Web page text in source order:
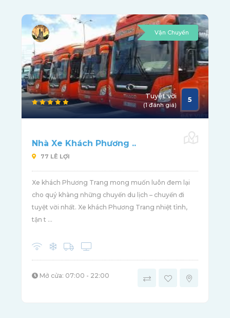
Vận Chuyển
Tuyệt vời
(1 đánh giá)
5
Nhà Xe Khách Phương ..
77 LÊ LỢI
Xe khách Phương Trang mong muốn luôn đem lại
cho quý khàng những chuyến du lịch – chuyến đi
tuyệt vời nhất. Xe khách Phương Trang nhiệt tình,
tận t ...
Mở cửa: 07:00 - 22:00